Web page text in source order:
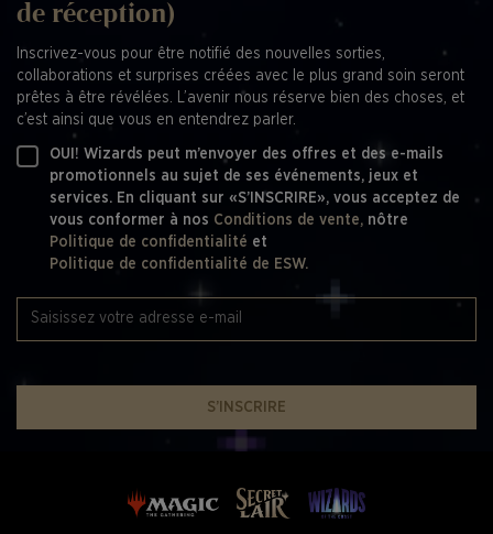
de réception)
Inscrivez-vous pour être notifié des nouvelles sorties,
collaborations et surprises créées avec le plus grand soin seront
prêtes à être révélées. L’avenir nous réserve bien des choses, et
c’est ainsi que vous en entendrez parler.
OUI! Wizards peut m’envoyer des offres et des e-mails
promotionnels au sujet de ses événements, jeux et
services. En cliquant sur «S’INSCRIRE», vous acceptez de
vous conformer à nos Conditions de vente, nôtre
Politique de confidentialité et
Politique de confidentialité de ESW.
S’INSCRIRE